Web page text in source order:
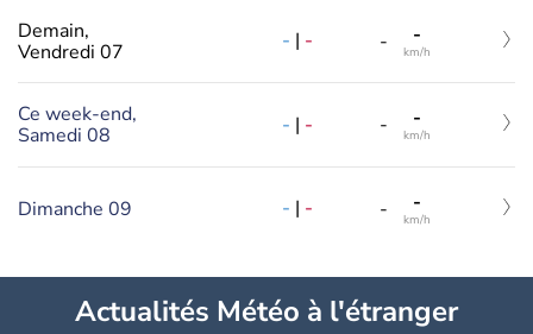
Demain,
Vendredi 07
- | - - -
km/h
Ce week-end,
Samedi 08
- | - - -
km/h
Dimanche 09 - | - - -
km/h
Actualités Météo à l'étranger